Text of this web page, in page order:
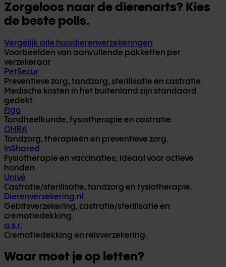
Zorgeloos naar de dierenarts? Kies
de beste polis.
Vergelijk alle huisdierenverzekeringen
Voorbeelden van aanvullende pakketten per
verzekeraar
PetSecur
Preventieve zorg, tandzorg, sterilisatie en castratie.
Medische kosten in het buitenland zijn standaard
gedekt.
Figo
Tandheelkunde, fysiotherapie en castratie.
OHRA
Tandzorg, therapieën en preventieve zorg.
InShared
Fysiotherapie en vaccinaties; ideaal voor actieve
honden.
Univé
Castratie/sterilisatie, tandzorg en fysiotherapie.
Dierenverzekering.nl
Gebitsverzekering, castratie/sterilisatie en
crematiedekking.
a.s.r.
Crematiedekking en reisverzekering.
Waar moet je op letten?